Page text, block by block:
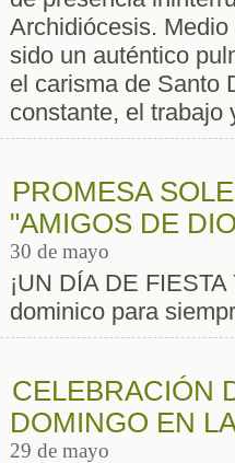
Archidiócesis.
sido un auténtico
el carisma de Santo
constante, el trabajo
PROMESA
"AMIGOS DE
30 de mayo
¡UN DÍA DE
dominico para
CELEBRACIÓN
DOMINGO EN
29 de mayo